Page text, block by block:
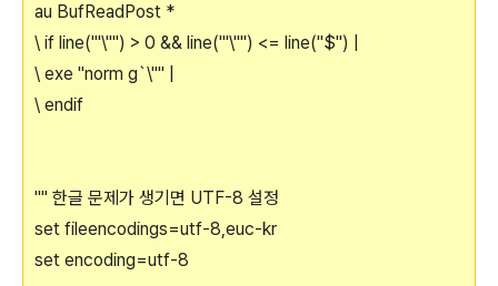
au BufReadPost *
\ if line("'\"") > 0 && line("'\"") <= line("$") |
\ exe "norm g`\"" |
\ endif
"" 한글 문제가 생기면 UTF-8 설정
set fileencodings=utf-8,euc-kr
set encoding=utf-8